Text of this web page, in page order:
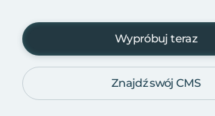
Wypróbuj teraz
Znajdź swój CMS